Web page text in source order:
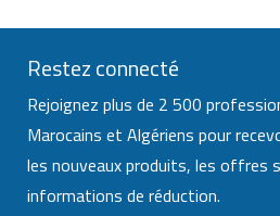
Restez connecté
Rejoignez plus de 2 500
Marocains et Algériens pour
les nouveaux produits, les offres
informations de réduction.